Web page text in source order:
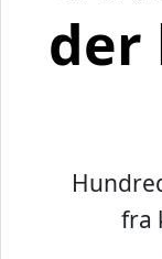
der
fra